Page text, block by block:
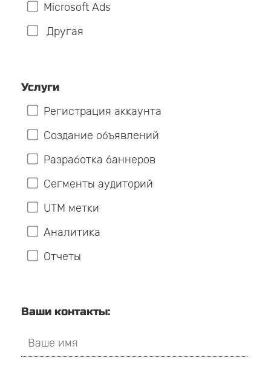
Microsoft Ads
Другая
Услуги
Регистрация аккаунта
Создание объявлений
Разработка баннеров
Сегменты аудиторий
UTM метки
Аналитика
Отчеты
Ваши контакты: